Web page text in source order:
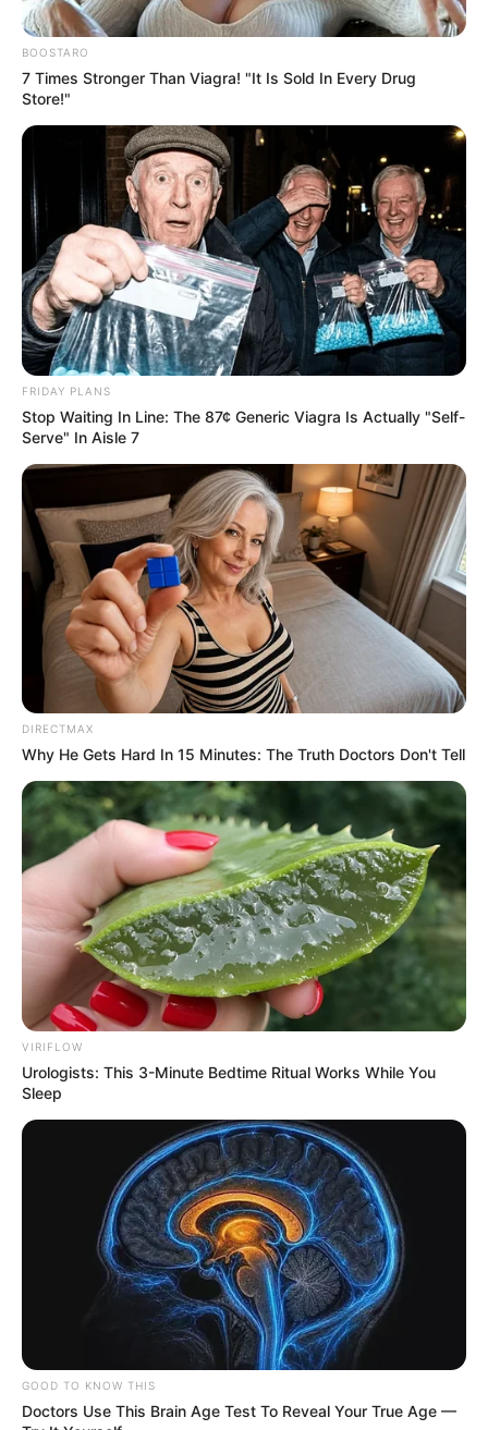
BOOSTARO
7 Times Stronger Than Viagra! "It Is Sold In Every Drug
Store!"
FRIDAY PLANS
Stop Waiting In Line: The 87¢ Generic Viagra Is Actually "Self-
Serve" In Aisle 7
DIRECTMAX
Why He Gets Hard In 15 Minutes: The Truth Doctors Don't Tell
VIRIFLOW
Urologists: This 3-Minute Bedtime Ritual Works While You
Sleep
GOOD TO KNOW THIS
Doctors Use This Brain Age Test To Reveal Your True Age —